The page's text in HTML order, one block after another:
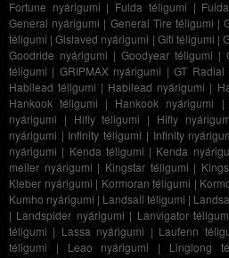
Fortune nyárigumi | Fulda téligumi |
General nyárigumi | General Tire téligumi |
téligumi |Gislaved nyárigumi | Giti téligumi |
Goodride nyárigumi | Goodyear téligumi |
téligumi | GRIPMAX nyárigumi |GT Radial
Habilead téligumi | Habilead nyárigumi |
Hankook téligumi | Hankook nyárigumi |
nyárigumi | Hifly téligumi | Hifly
nyárigumi | Infinity téligumi | Infinity
nyárigumi | Kenda téligumi | Kenda
meiler nyárigumi | Kingstar téligumi |
Kleber nyárigumi | Kormoran téligumi |
Kumho nyárigumi | Landsail téligumi |
| Landspider nyárigumi | Lanvigator
téligumi | Lassa nyárigumi | Laufenn
téligumi | Leao nyárigumi | Linglong